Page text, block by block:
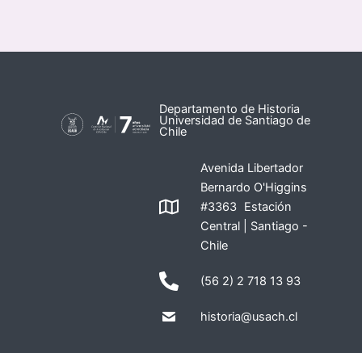
Departamento de Historia
Universidad de Santiago de
Chile
Avenida Libertador
Bernardo O'Higgins
#3363 Estación
Central | Santiago -
Chile
(56 2) 2 718 13 93
historia@usach.cl